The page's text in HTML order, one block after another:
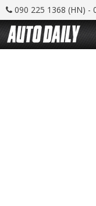
090 225 1368 (HN) -